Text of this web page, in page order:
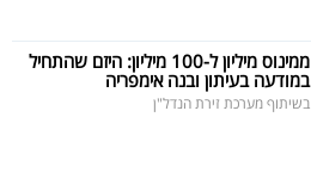
ממינוס מיליון ל-100 מיליון: היזם שהתחיל
במודעה בעיתון ובנה אימפריה
בשיתוף מערכת זירת הנדל"ן